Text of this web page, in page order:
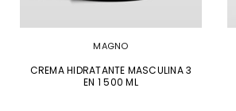
MAGNO
CREMA HIDRATANTE MASCULINA 3
EN 1 500 ML